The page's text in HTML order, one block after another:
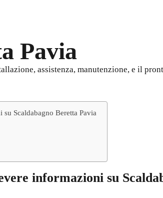
Pavia
assistenza, manutenzione, e il
Scaldabagno Beretta Pavia
informazioni su